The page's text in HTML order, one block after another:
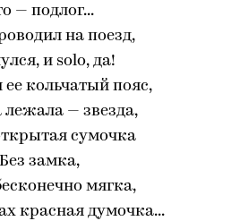
— подлог...
на поезд,
и solo, да!
ее кольчатый пояс,
— звезда,
сумочка
Без замка,
мягка,
красная думочка...